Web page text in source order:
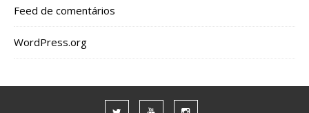
Feed de comentários
WordPress.org